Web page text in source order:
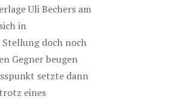
Uli Bechers am
in
doch noch
Gegner beugen
setzte dann
eines